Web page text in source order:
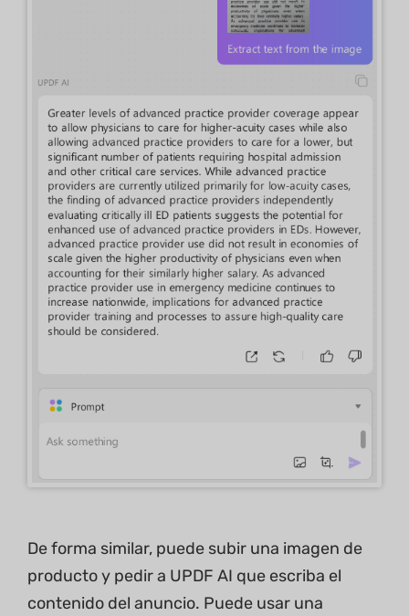
De forma similar, puede subir una imagen de
producto y pedir a UPDF AI que escriba el
contenido del anuncio. Puede usar una